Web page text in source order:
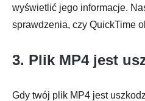
wyświetlić jego informacje.
sprawdzenia, czy QuickTime
3. Plik MP4 jest
Gdy twój plik MP4 jest